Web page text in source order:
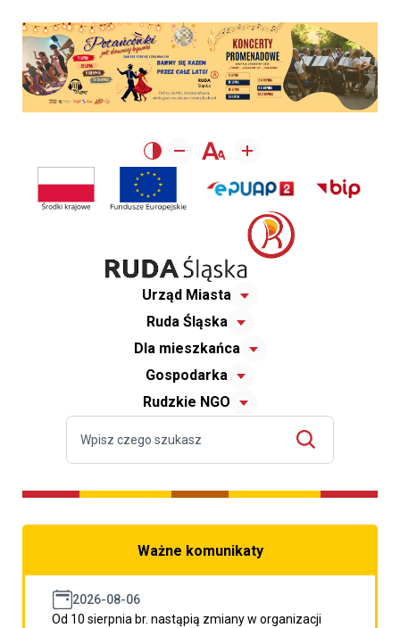
Urząd Miasta
Ruda Śląska
Dla mieszkańca
Gospodarka
Rudzkie NGO
Ważne komunikaty
2026-08-06
Od 10 sierpnia br. nastąpią zmiany w organizacji